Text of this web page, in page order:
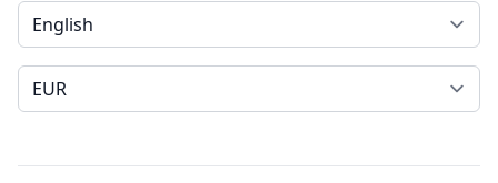
Language
Currency